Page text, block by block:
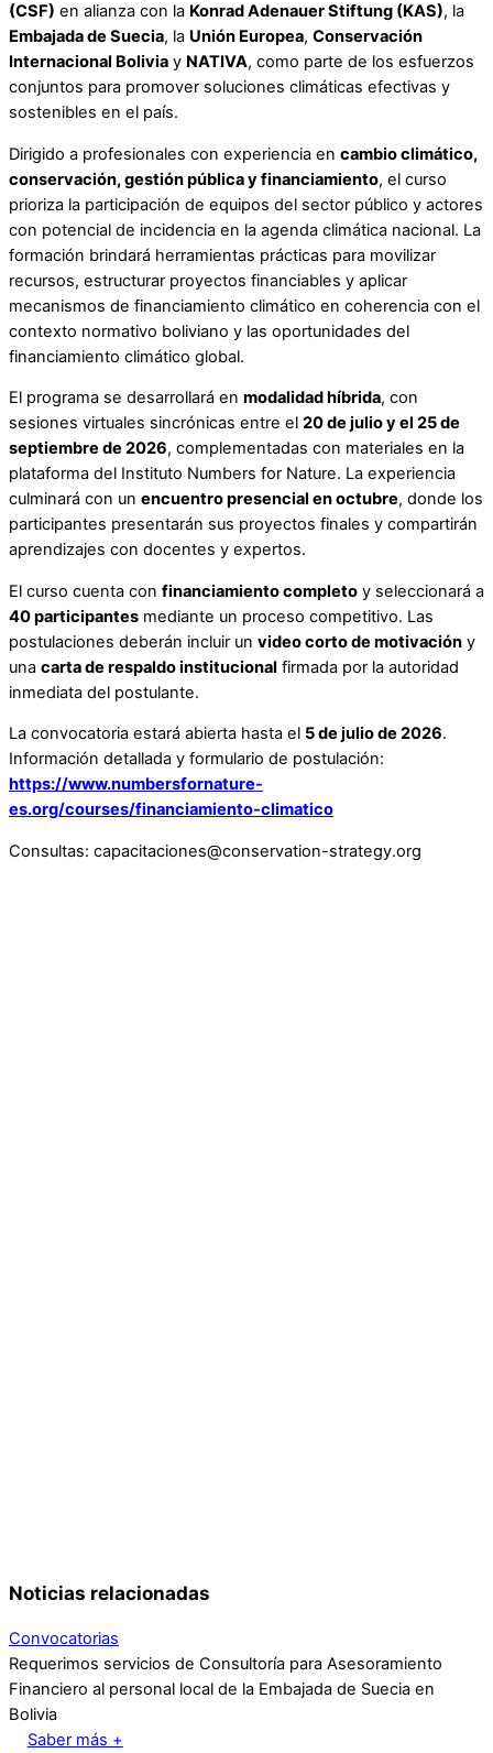
(CSF) en alianza con la Konrad Adenauer Stiftung (KAS), la
Embajada de Suecia, la Unión Europea, Conservación
Internacional Bolivia y NATIVA, como parte de los esfuerzos
conjuntos para promover soluciones climáticas efectivas y
sostenibles en el país.
Dirigido a profesionales con experiencia en cambio climático,
conservación, gestión pública y financiamiento, el curso
prioriza la participación de equipos del sector público y actores
con potencial de incidencia en la agenda climática nacional. La
formación brindará herramientas prácticas para movilizar
recursos, estructurar proyectos financiables y aplicar
mecanismos de financiamiento climático en coherencia con el
contexto normativo boliviano y las oportunidades del
financiamiento climático global.
El programa se desarrollará en modalidad híbrida, con
sesiones virtuales sincrónicas entre el 20 de julio y el 25 de
septiembre de 2026, complementadas con materiales en la
plataforma del Instituto Numbers for Nature. La experiencia
culminará con un encuentro presencial en octubre, donde los
participantes presentarán sus proyectos finales y compartirán
aprendizajes con docentes y expertos.
El curso cuenta con financiamiento completo y seleccionará a
40 participantes mediante un proceso competitivo. Las
postulaciones deberán incluir un video corto de motivación y
una carta de respaldo institucional firmada por la autoridad
inmediata del postulante.
La convocatoria estará abierta hasta el 5 de julio de 2026.
Información detallada y formulario de postulación:
https://www.numbersfornature-
es.org/courses/financiamiento-climatico
Consultas: capacitaciones@conservation-strategy.org
Noticias relacionadas
Convocatorias
Requerimos servicios de Consultoría para Asesoramiento
Financiero al personal local de la Embajada de Suecia en
Bolivia
Saber más +